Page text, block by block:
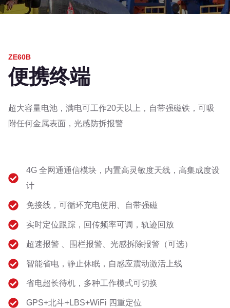
ZE60B
便携终端
超大容量电池，满电可工作20天以上，自带强磁铁，可吸
附任何金属表面，光感防拆报警
4G 全网通通信模块，内置高灵敏度天线，高集成度设
计
免接线，可循环充电使用、自带强磁
实时定位跟踪，回传频率可调，轨迹回放
超速报警 、围栏报警、光感拆除报警（可选）
智能省电，静止休眠，自感应震动激活上线
省电超长待机，多种工作模式可切换
GPS+北斗+LBS+WiFi 四重定位